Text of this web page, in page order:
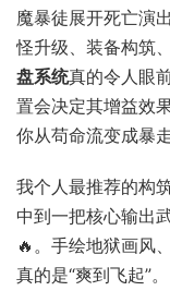
魔暴徒展开死亡演
怪升级、装备构筑
盘系统真的令人眼
置会决定其增益效
你从苟命流变成暴
我个人最推荐的构
中到一把核心输出
🔥。手绘地狱画风
真的是“爽到飞起”。